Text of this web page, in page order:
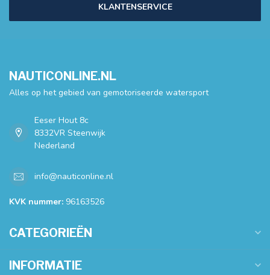
KLANTENSERVICE
NAUTICONLINE.NL
Alles op het gebied van gemotoriseerde watersport
Eeser Hout 8c
8332VR Steenwijk
Nederland
info@nauticonline.nl
KVK nummer: 96163526
CATEGORIEËN
INFORMATIE